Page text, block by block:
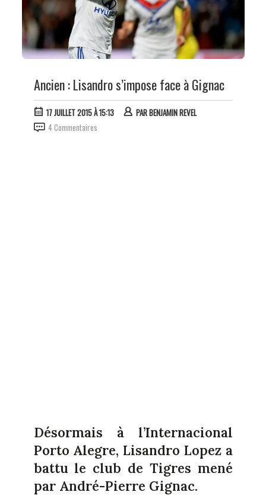
Ancien : Lisandro s’impose face à Gignac
17 JUILLET 2015 À 15:13 PARBENJAMIN REVEL
4 Commentaires
Désormais à l’Internacional
Porto Alegre, Lisandro Lopez a
battu le club de Tigres mené
par André-Pierre Gignac.